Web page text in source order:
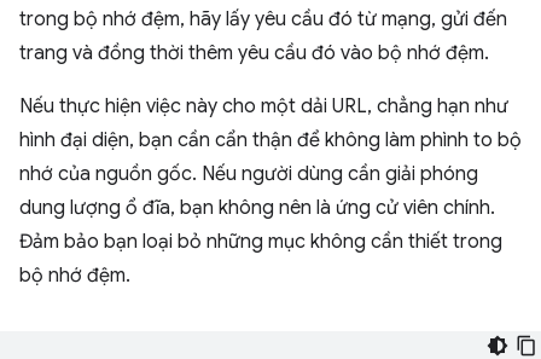
trong bộ nhớ đệm, hãy lấy yêu cầu đó từ mạng, gửi đến
trang và đồng thời thêm yêu cầu đó vào bộ nhớ đệm.
Nếu thực hiện việc này cho một dải URL, chẳng hạn như
hình đại diện, bạn cần cẩn thận để không làm phình to bộ
nhớ của nguồn gốc. Nếu người dùng cần giải phóng
dung lượng ổ đĩa, bạn không nên là ứng cử viên chính.
Đảm bảo bạn loại bỏ những mục không cần thiết trong
bộ nhớ đệm.